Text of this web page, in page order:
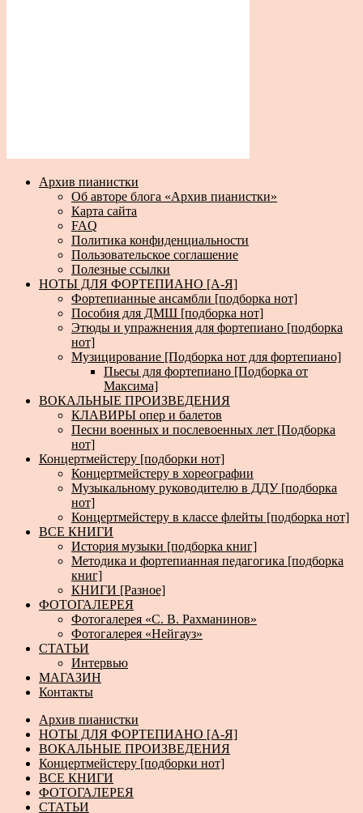
Архив пианистки
Об авторе блога «Архив пианистки»
Карта сайта
FAQ
Политика конфиденциальности
Пользовательское соглашение
Полезные ссылки
НОТЫ ДЛЯ ФОРТЕПИАНО [А-Я]
Фортепианные ансамбли [подборка нот]
Пособия для ДМШ [подборка нот]
Этюды и упражнения для фортепиано [подборка
нот]
Музицирование [Подборка нот для фортепиано]
Пьесы для фортепиано [Подборка от
Максима]
ВОКАЛЬНЫЕ ПРОИЗВЕДЕНИЯ
КЛАВИРЫ опер и балетов
Песни военных и послевоенных лет [Подборка
нот]
Концертмейстеру [подборки нот]
Концертмейстеру в хореографии
Музыкальному руководителю в ДДУ [подборка
нот]
Концертмейстеру в классе флейты [подборка нот]
ВСЕ КНИГИ
История музыки [подборка книг]
Методика и фортепианная педагогика [подборка
книг]
КНИГИ [Разное]
ФОТОГАЛЕРЕЯ
Фотогалерея «С. В. Рахманинов»
Фотогалерея «Нейгауз»
СТАТЬИ
Интервью
МАГАЗИН
Контакты
Архив пианистки
НОТЫ ДЛЯ ФОРТЕПИАНО [А-Я]
ВОКАЛЬНЫЕ ПРОИЗВЕДЕНИЯ
Концертмейстеру [подборки нот]
ВСЕ КНИГИ
ФОТОГАЛЕРЕЯ
СТАТЬИ